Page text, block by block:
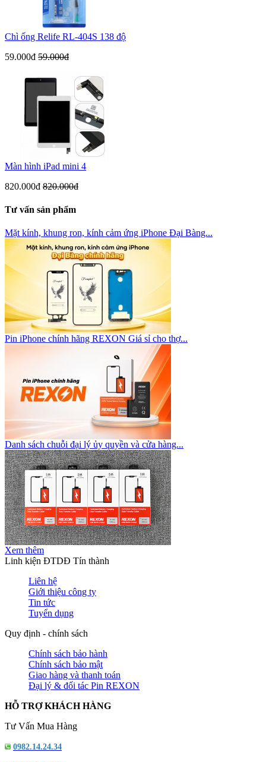
Chì ống Relife RL-404S 138 độ
59.000đ 59.000đ
Màn hình iPad mini 4
820.000đ 820.000đ
Tư vấn sản phẩm
Mặt kính, khung ron, kính cảm ứng iPhone Đại Bàng...
Pin iPhone chính hãng REXON Giá sỉ cho thợ...
Danh sách chuỗi đại lý ủy quyền và cửa hàng...
Xem thêm
Linh kiện ĐTDĐ Tín thành
Liên hệ
Giới thiệu công ty
Tin tức
Tuyển dụng
Quy định - chính sách
Chính sách bảo hành
Chính sách bảo mật
Giao hàng và thanh toán
Đại lý & đối tác Pin REXON
HỖ TRỢ KHÁCH HÀNG
Tư Vấn Mua Hàng
0982.14.24.34